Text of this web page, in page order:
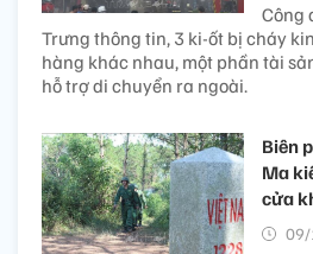
Công
Trưng thông tin, 3 ki-ốt bị cháy
hàng khác nhau, một phần tài
hỗ trợ di chuyển ra ngoài.
Biên
Ma
cửa
09/